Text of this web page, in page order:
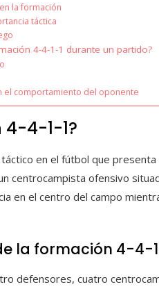
la formación
táctica
4-4-1-1 durante un partido?
el comportamiento del oponente
4-4-1-1?
en el fútbol que
centrocampista ofensivo
en el centro del campo
la formación 4-4-
defensores, cuatro